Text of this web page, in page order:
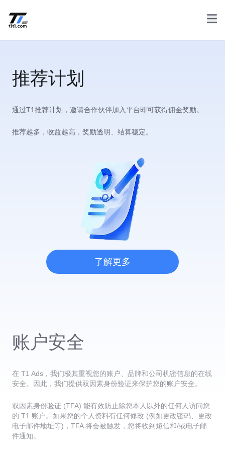
推荐计划
通过T1推荐计划，邀请合作伙伴加入平台即可获得佣金奖励。
推荐越多，收益越高，奖励透明、结算稳定。
了解更多
账户安全
在 T1 Ads，我们极其重视您的账户、品牌和公司机密信息的在线
安全。因此，我们提供双因素身份验证来保护您的账户安全。
双因素身份验证 (TFA) 能有效防止除您本人以外的任何人访问您
的 T1 账户。如果您的个人资料有任何修改 (例如更改密码、更改
电子邮件地址等)，TFA 将会被触发，您将收到短信和/或电子邮
件通知。